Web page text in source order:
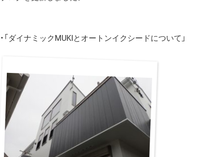
・「ダイナミックMUKIとオートンイクシードについて」